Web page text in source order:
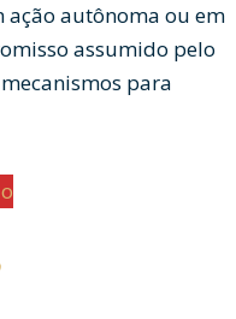
ação autônoma ou em
assumido pelo
para